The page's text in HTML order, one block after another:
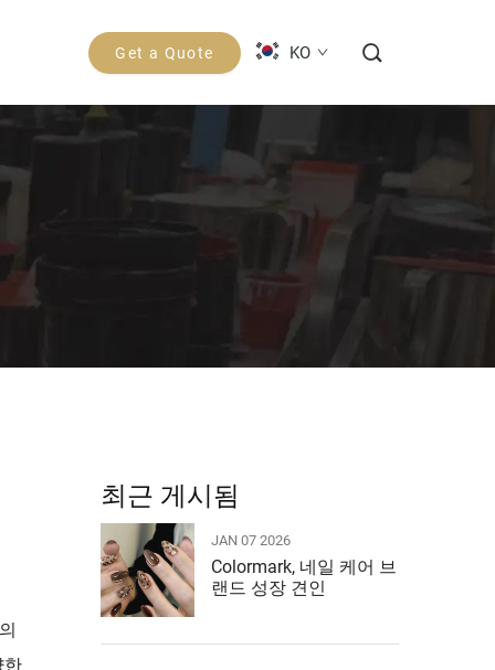
Get a Quote KO
한
최근 게시됨
JAN 07 2026
Colormark, 네일 케어 브
랜드 성장 견인